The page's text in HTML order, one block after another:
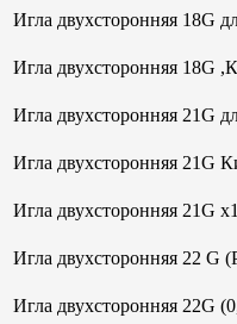
Игла двухсторонняя 18G
Игла двухсторонняя 18G
Игла двухсторонняя 21G
Игла двухсторонняя 21G
Игла двухсторонняя 21G
Игла двухсторонняя 22 G
Игла двухсторонняя 22G